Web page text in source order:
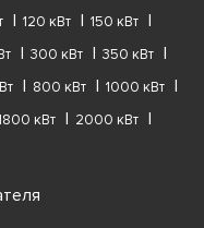
120 кВт
150 кВт
300 кВт
350 кВт
800 кВт
1000 кВт
кВт
2000 кВт